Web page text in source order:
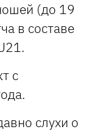
(до 19
в составе
с
слухи о